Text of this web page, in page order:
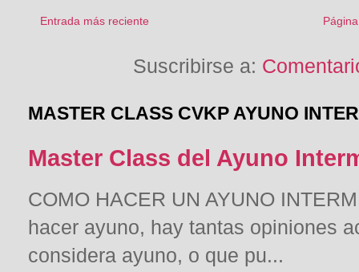
Entrada más reciente
Suscribirse a:
MASTER CLASS CVKP AYUNO
Master Class del Ayuno
COMO HACER UN AYUNO
hacer ayuno, hay tantas opiniones
considera ayuno, o que pu...